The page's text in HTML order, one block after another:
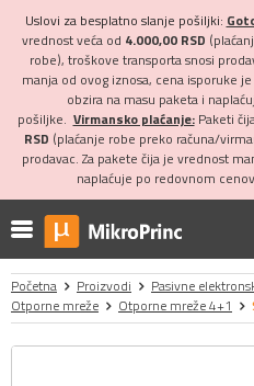
Uslovi za besplatno slanje pošiljki:
vrednost veća od 4.000,00 RSD
robe), troškove transporta snosi
manja od ovog iznosa, cena isporuke
obzira na masu paketa i
pošiljke. Virmansko plaćanje:Paketi
RSD (plaćanje robe preko računa/
prodavac. Za pakete čija je vrednost
naplaćuje po redovnom
Početna Proizvodi Pasivne
Otporne mreže
Otporne mreže 4+1